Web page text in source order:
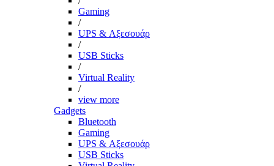
Gaming
/
UPS & Αξεσουάρ
/
USB Sticks
/
Virtual Reality
/
view more
Gadgets
Bluetooth
Gaming
UPS & Αξεσουάρ
USB Sticks